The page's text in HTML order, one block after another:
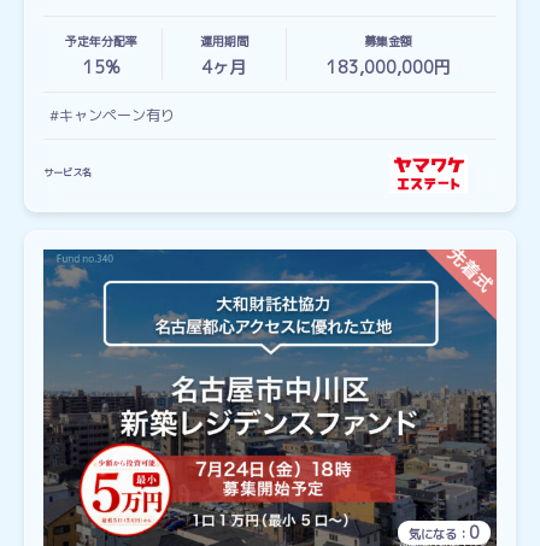
予定年分配率
15%
運用期間
4ヶ月
募集金額
183,000,000円
#キャンペーン有り
サービス名
気になる： 0